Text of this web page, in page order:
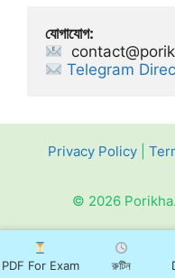
যোগাযোগ:
Telegram
Privacy Policy|
© 2026
PDF For Exam রুটিন